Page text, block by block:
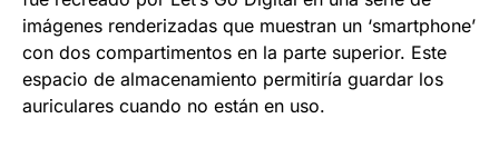
imágenes renderizadas que muestran un ‘smartphone’
con dos compartimentos en la parte superior. Este
espacio de almacenamiento permitiría guardar los
auriculares cuando no están en uso.